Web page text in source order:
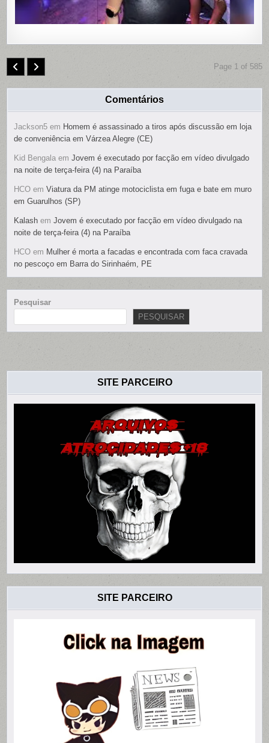
Page 1 of 585
Comentários
Jackson5 em Homem é assassinado a tiros após discussão em loja
de conveniência em Várzea Alegre (CE)
Kid Bengala emJovem é executado por facção em vídeo divulgado
na noite de terça-feira (4) na Paraíba
HCO emViatura da PM atinge motociclista em fuga e bate em muro
em Guarulhos (SP)
Kalash emJovem é executado por facção em vídeo divulgado na
noite de terça-feira (4) na Paraíba
HCO em Mulher é morta a facadas e encontrada com faca cravada
no pescoço em Barra do Sirinhaém, PE
Pesquisar
PESQUISAR
SITE PARCEIRO
SITE PARCEIRO